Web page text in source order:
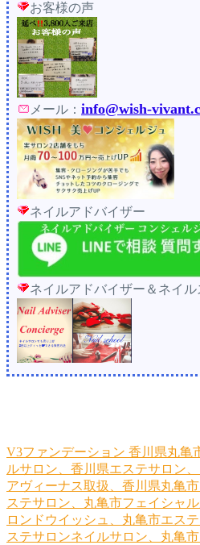
お客様の声
メール： info@wish-
ネイルアドバイザー
ネイルアドバイザー＆ネイ
V3ファンデーション 香川県丸亀
ルサロン、香川県エステサロン
アヴィーナス取扱、香川県丸亀
ステサロン、丸亀市フェイシャ
ロンドウイッシュ、丸亀市エス
ステサロンネイルサロン、丸亀